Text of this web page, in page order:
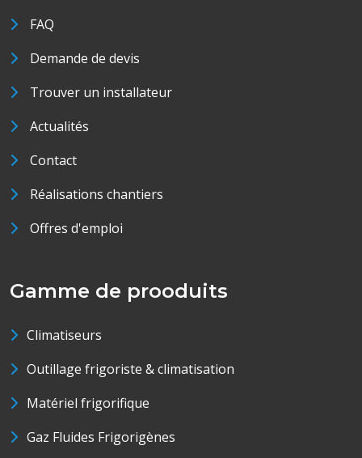
FAQ
Demande de devis
Trouver un installateur
Actualités
Contact
Réalisations chantiers
Offres d'emploi
Gamme de prooduits
Climatiseurs
Outillage frigoriste & climatisation
Matériel frigorifique
Gaz Fluides Frigorigènes